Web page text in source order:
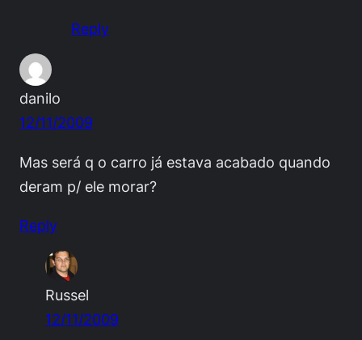
Reply
danilo
12/11/2009
Mas será q o carro já estava acabado quando
deram p/ ele morar?
Reply
Russel
12/11/2009